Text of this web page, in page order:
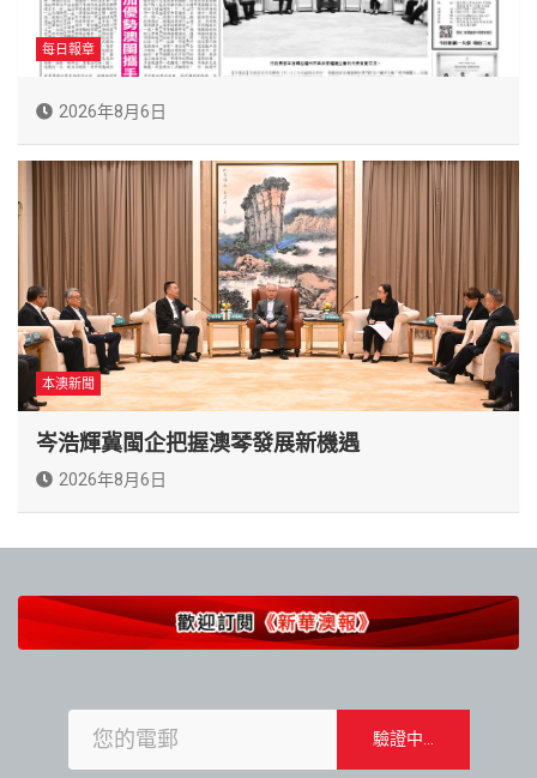
每日報章
2026年8月6日
本澳新聞
岑浩輝冀閩企把握澳琴發展新機遇
2026年8月6日